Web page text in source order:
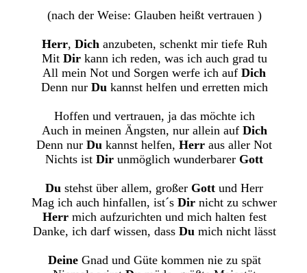
(nach der Weise: Glauben heißt vertrauen )
Herr, Dichanzubeten, schenkt mir tiefe Ruh
Mit Dirkann ich reden, was ich auch grad tu
All mein Not und Sorgen werfe ich auf Dich
Denn nur Dukannst helfen und erretten mich
Hoffen und vertrauen, ja das möchte ich
Auch in meinen Ängsten, nur allein auf Dich
Denn nur Du kannst helfen, Herr aus aller Not
Nichts ist Dir unmöglich wunderbarer Gott
Du stehst über allem, großer Gott und Herr
Mag ich auch hinfallen, ist´s Dir nicht zu schwer
Herrmich aufzurichten und mich halten fest
Danke, ich darf wissen, dass Dumich nicht lässt
DeineGnad und Güte kommen nie zu spät